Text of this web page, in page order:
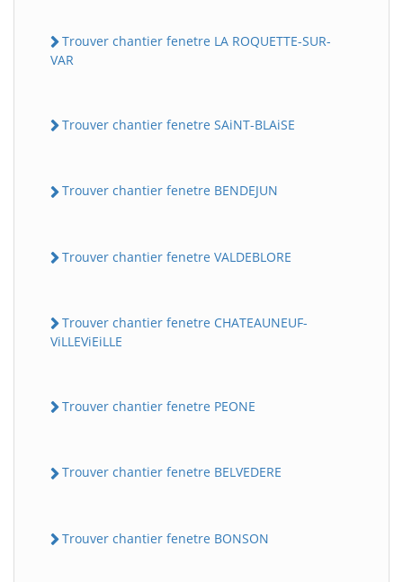
Trouver chantier fenetre LA ROQUETTE-SUR-
VAR
Trouver chantier fenetre SAiNT-BLAiSE
Trouver chantier fenetre BENDEJUN
Trouver chantier fenetre VALDEBLORE
Trouver chantier fenetre CHATEAUNEUF-
ViLLEViEiLLE
Trouver chantier fenetre PEONE
Trouver chantier fenetre BELVEDERE
Trouver chantier fenetre BONSON
B Assistant en ligne